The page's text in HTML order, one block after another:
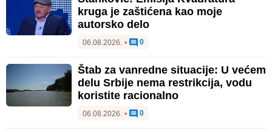
kruga je zaštićena kao moje
autorsko delo
06.08.2026. • 0
Štab za vanredne situacije: U većem
delu Srbije nema restrikcija, vodu
koristite racionalno
06.08.2026. • 0